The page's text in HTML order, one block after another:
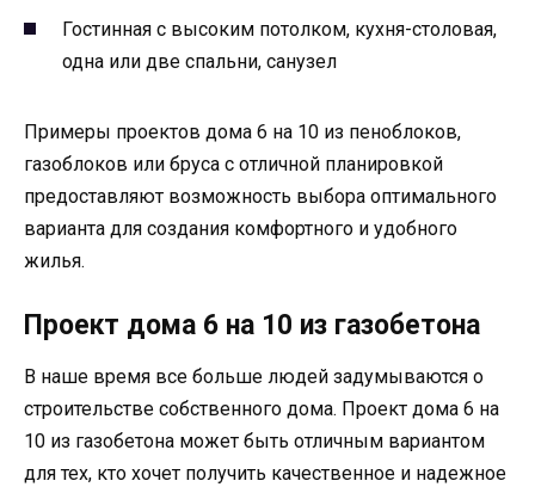
Гостинная с высоким потолком, кухня-столовая,
одна или две спальни, санузел
Примеры проектов дома 6 на 10 из пеноблоков,
газоблоков или бруса с отличной планировкой
предоставляют возможность выбора оптимального
варианта для создания комфортного и удобного
жилья.
Проект дома 6 на 10 из газобетона
В наше время все больше людей задумываются о
строительстве собственного дома. Проект дома 6 на
10 из газобетона может быть отличным вариантом
для тех, кто хочет получить качественное и надежное